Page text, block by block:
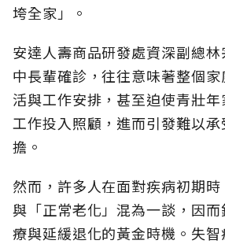
垮全家」。
安達人壽商品研發處資深副總
中長輩確診，往往意味著整個
活與工作安排，甚至迫使青壯
工作投入照顧，進而引發難以
擔。
然而，許多人在面對疾病初期時
與「正常老化」混為一談，因
療與延緩退化的黃金時機。失